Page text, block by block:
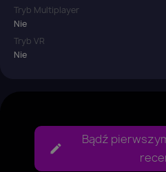
Tryb Multiplayer
Nie
Tryb VR
Nie
Bądź